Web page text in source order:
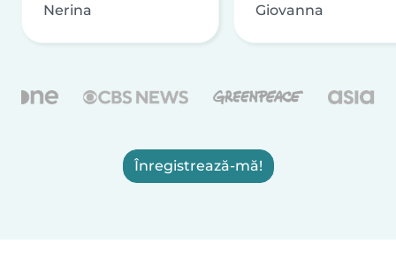
Nerina Giovanna
Înregistrează-mă!